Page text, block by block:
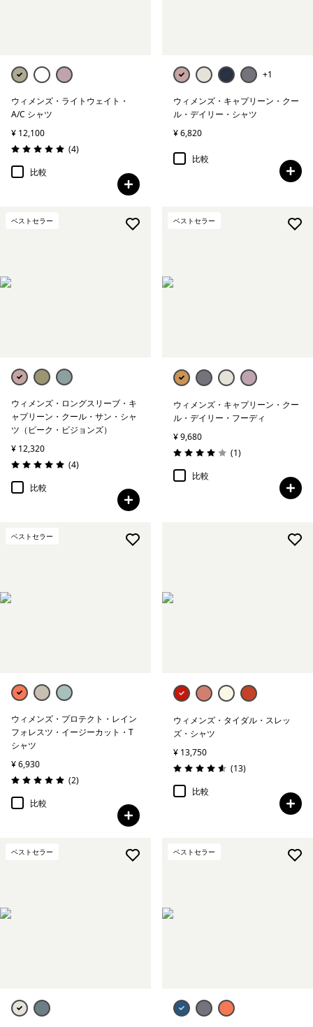
ウィメンズ・ライトウェイト・
A/C シャツ
¥ 12,100
評価: 5.0 / 5
(4レビュー
)
比較
+1
ウィメンズ・キャプリーン・クー
ル・デイリー・シャツ
¥ 6,820
比較
ベストセラー
ウィメンズ・ロングスリーブ・キ
ャプリーン・クール・サン・シャ
ツ（ピーク・ビジョンズ）
¥ 12,320
評価: 5.0 / 5
(4レビュー
)
比較
ベストセラー
ウィメンズ・キャプリーン・クー
ル・デイリー・フーディ
¥ 9,680
評価: 4.0 / 5
(1レビュー
)
比較
ベストセラー
ウィメンズ・プロテクト・レイン
フォレスツ・イージーカット・T
シャツ
¥ 6,930
評価: 5.0 / 5
(2レビュー
)
比較
ウィメンズ・タイダル・スレッ
ズ・シャツ
¥ 13,750
評価: 4.6 / 5
(13レビュー
)
比較
ベストセラー ベストセラー